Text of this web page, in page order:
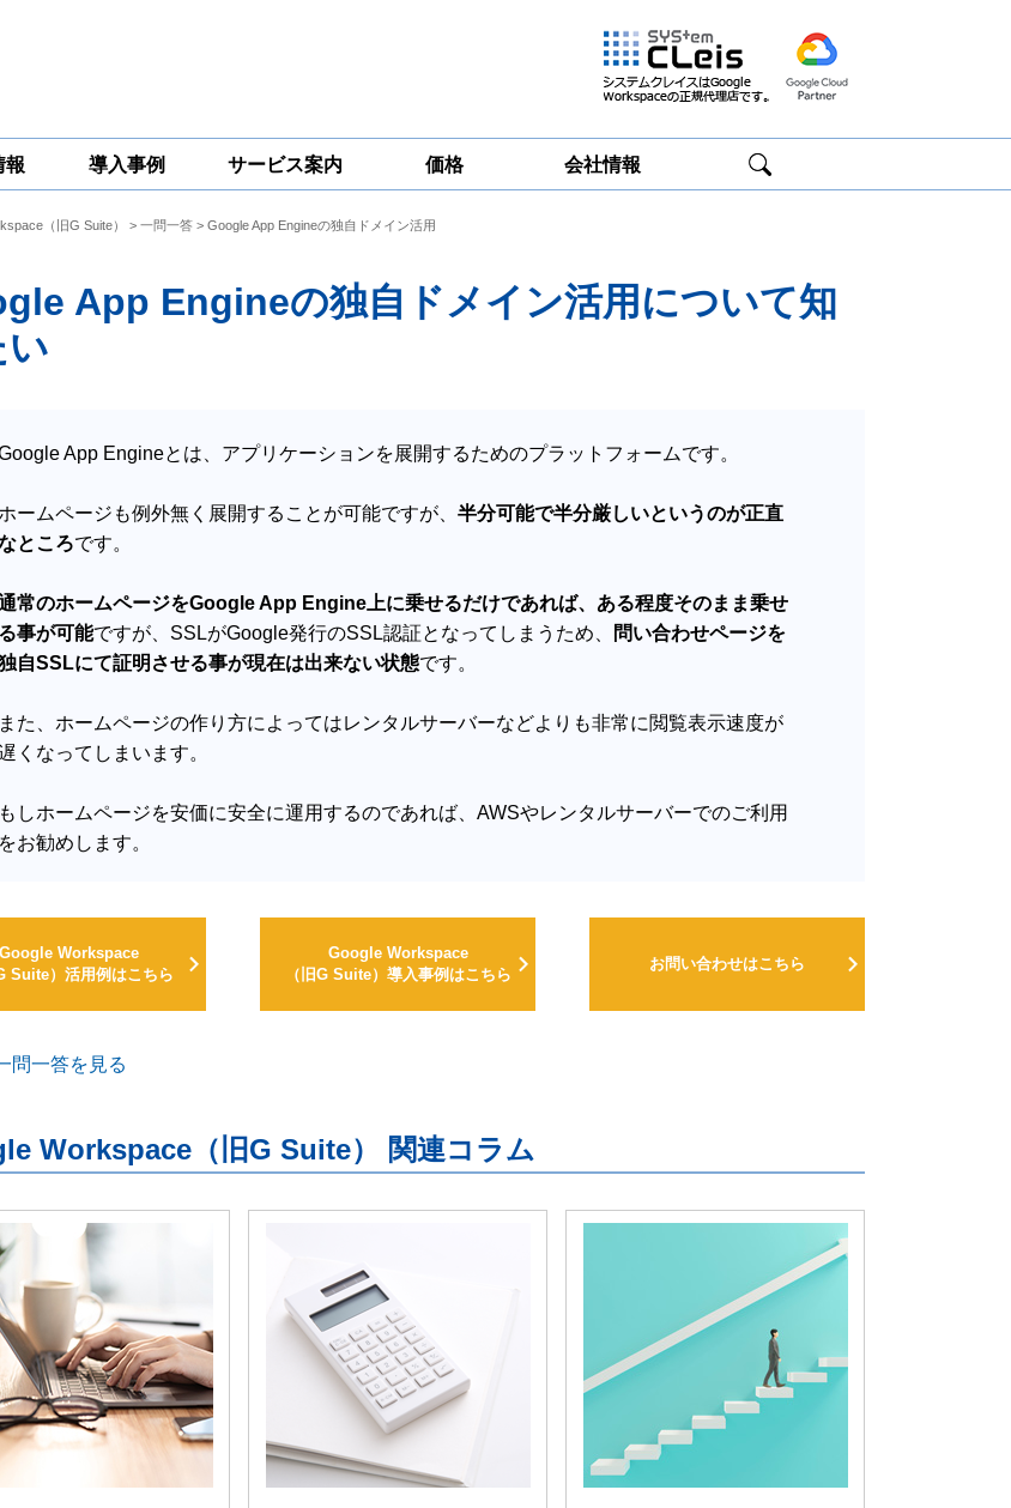
報
一問一答 コラム
導入事例 サービス案内
Google
対策サービス
Google
Google
価格 会社情報
（旧G Suite） > 一問一答 > Google App Engineの独自ドメイン活用
App Engineの独自ドメイン活用について知
い
App Engineとは、アプリケーションを展開するためのプラットフォームです。
ホームページも例外無く展開することが可能ですが、 半分可能で半分厳しいというのが正直
ところです。
常のホームページをGoogle App Engine上に乗せるだけであれば、ある程度そのまま乗せ
る事が可能ですが、SSLがGoogle発行のSSL認証となってしまうため、
問い合わせページを
自SSLにて証明させる事が現在は出来ない状態です。
また、ホームページの作り方によってはレンタルサーバーなどよりも非常に閲覧表示速度が
くなってしまいます。
もしホームページを安価に安全に運用するのであれば、AWSやレンタルサーバーでのご利用
をお勧めします。
Google Workspace
Suite）活用例はこちら
Google Workspace
（旧G Suite）導入事例はこちら
お問い合わせはこちら
問一答を見る
Workspace（旧G Suite） 関連コラム